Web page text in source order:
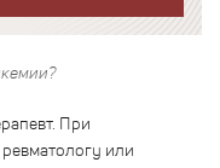
При
или